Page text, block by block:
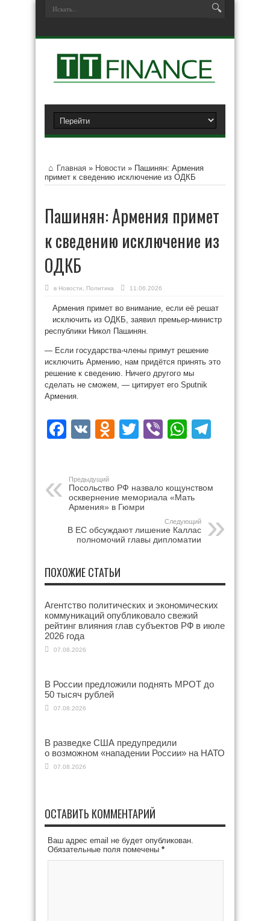
Главная » Новости » Пашинян: Армения
примет к сведению исключение из ОДКБ
Пашинян: Армения примет
к сведению исключение из
ОДКБ
в Новости Политика 11.06.2026
Армения примет во внимание, если её решат
исключить из ОДКБ, заявил премьер-министр
республики Никол Пашинян.
— Если государства-члены примут решение
исключить Армению, нам придётся принять это
решение к сведению. Ничего другого мы
сделать не сможем, — цитирует его Sputnik
Армения.
Facebook
VK Odnoklassniki
Twitter
Viber
Предыдущий
Посольство РФ назвало кощунством
осквернение мемориала «Мать
Армения» в Гюмри
Следующий
В ЕС обсуждают лишение Каллас
полномочий главы дипломатии
ПОХОЖИЕ СТАТЬИ
Агентство политических и экономических
коммуникаций опубликовало свежий
рейтинг влияния глав субъектов РФ в июле
2026 года
07.08.2026
В России предложили поднять МРОТ до
50 тысяч рублей
07.08.2026
В разведке США предупредили
о возможном «нападении России» на НАТО
07.08.2026
ОСТАВИТЬ КОММЕНТАРИЙ
Ваш адрес email не будет опубликован.
Обязательные поля помечены *